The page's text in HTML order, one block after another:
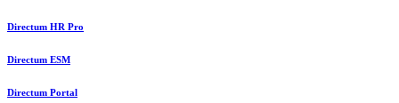
Directum HR Pro
Directum ESM
Directum Portal